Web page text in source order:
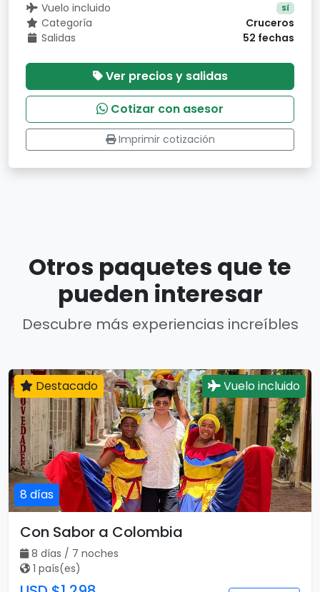
Vuelo incluido Sí
Categoría
Cruceros
Salidas
52 fechas
Ver precios y salidas
Cotizar con asesor
Imprimir cotización
Otros paquetes que te
pueden interesar
Descubre más experiencias increíbles
8 días
Destacado Vuelo incluido
Con Sabor a Colombia
8 días / 7 noches
1 país(es)